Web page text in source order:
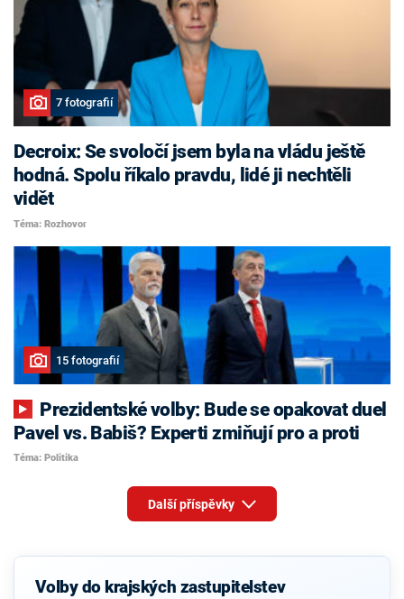
7 fotografií
Decroix: Se svoločí jsem byla na vládu ještě
hodná. Spolu říkalo pravdu, lidé ji nechtěli
vidět
Téma: Rozhovor
15 fotografií
Pavel vs. Babiš? Experti zmiňují pro a proti
Téma: Politika
Další příspěvky
Volby do krajských zastupitelstev